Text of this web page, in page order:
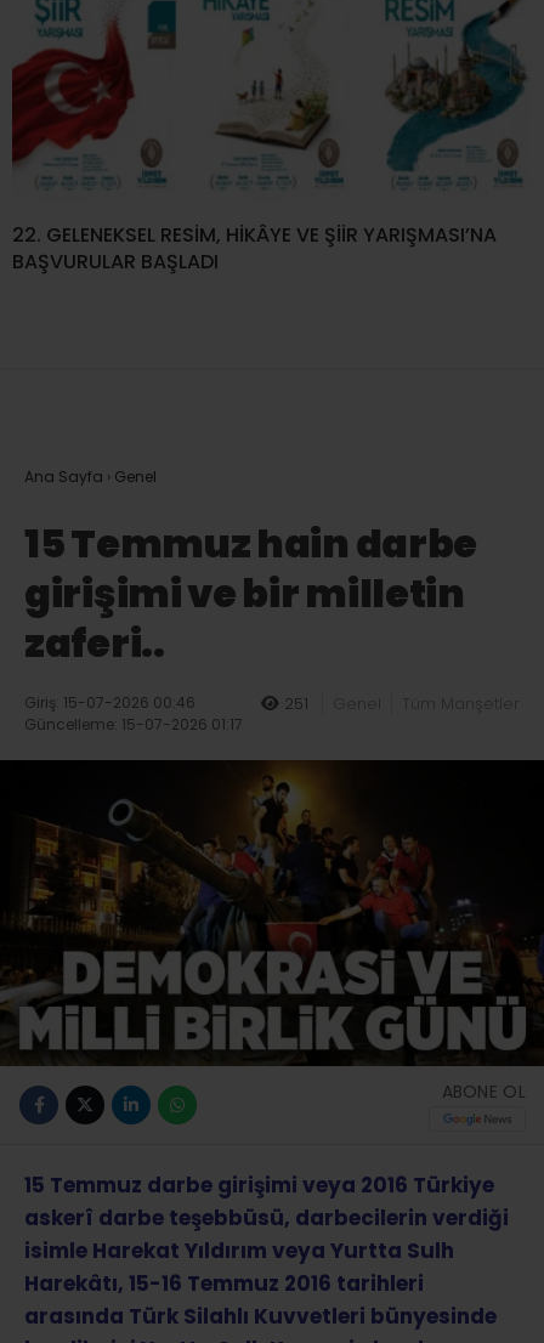
22. GELENEKSEL RESİM, HİKÂYE VE ŞİİR YARIŞMASI’NA
BAŞVURULAR BAŞLADI
Ana Sayfa › Genel
15 Temmuz hain darbe
girişimi ve bir milletin
zaferi..
Giriş: 15-07-2026 00:46
Güncelleme: 15-07-2026 01:17
251 Tüm Manşetler
ABONE OL
15 Temmuz darbe girişimi veya 2016 Türkiye
askerî darbe teşebbüsü, darbecilerin verdiği
isimle Harekat Yıldırım veya Yurtta Sulh
Harekâtı, 15-16 Temmuz 2016 tarihleri
arasında Türk Silahlı Kuvvetleri bünyesinde